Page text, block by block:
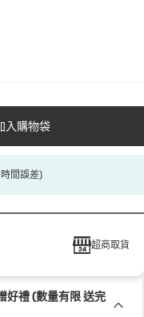
入購物袋
間誤差)
超商取貨
好禮 (數量有限 送完